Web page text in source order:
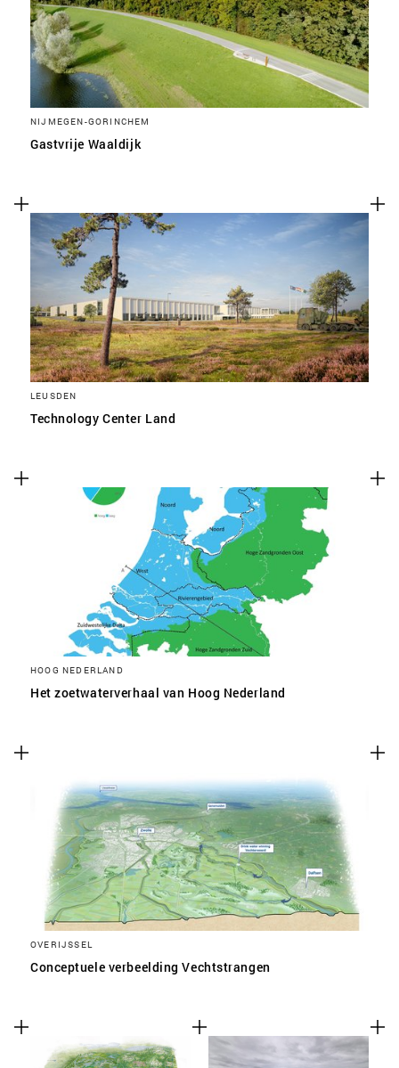
NIJMEGEN-GORINCHEM
Gastvrije Waaldijk
LEUSDEN
Technology Center Land
HOOG NEDERLAND
Het zoetwaterverhaal van Hoog Nederland
OVERIJSSEL
Conceptuele verbeelding Vechtstrangen